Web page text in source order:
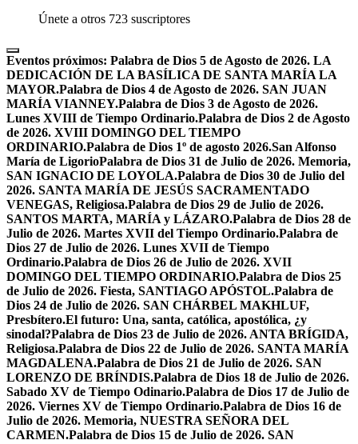
Únete a otros 723 suscriptores
Eventos próximos: Palabra de Dios 5 de Agosto de 2026. LA
DEDICACIÓN DE LA BASÍLICA DE SANTA MARÍA LA
MAYOR.Palabra de Dios 4 de Agosto de 2026. SAN JUAN
MARÍA VIANNEY.Palabra de Dios 3 de Agosto de 2026.
Lunes XVIII de Tiempo Ordinario.Palabra de Dios 2 de Agosto
de 2026. XVIII DOMINGO DEL TIEMPO
ORDINARIO.Palabra de Dios 1º de agosto 2026.San Alfonso
María de LigorioPalabra de Dios 31 de Julio de 2026. Memoria,
SAN IGNACIO DE LOYOLA.Palabra de Dios 30 de Julio del
2026. SANTA MARÍA DE JESÚS SACRAMENTADO
VENEGAS, Religiosa.Palabra de Dios 29 de Julio de 2026.
SANTOS MARTA, MARÍA y LÁZARO.Palabra de Dios 28 de
Julio de 2026. Martes XVII del Tiempo Ordinario.Palabra de
Dios 27 de Julio de 2026. Lunes XVII de Tiempo
Ordinario.Palabra de Dios 26 de Julio de 2026. XVII
DOMINGO DEL TIEMPO ORDINARIO.Palabra de Dios 25
de Julio de 2026. Fiesta, SANTIAGO APÓSTOL.Palabra de
Dios 24 de Julio de 2026. SAN CHÁRBEL MAKHLUF,
Presbítero.El futuro: Una, santa, católica, apostólica, ¿y
sinodal?Palabra de Dios 23 de Julio de 2026. ANTA BRÍGIDA,
Religiosa.Palabra de Dios 22 de Julio de 2026. SANTA MARÍA
MAGDALENA.Palabra de Dios 21 de Julio de 2026. SAN
LORENZO DE BRÍNDIS.Palabra de Dios 18 de Julio de 2026.
Sabado XV de Tiempo Odinario.Palabra de Dios 17 de Julio de
2026. Viernes XV de Tiempo Ordinario.Palabra de Dios 16 de
Julio de 2026. Memoria, NUESTRA SEÑORA DEL
CARMEN.Palabra de Dios 15 de Julio de 2026. SAN